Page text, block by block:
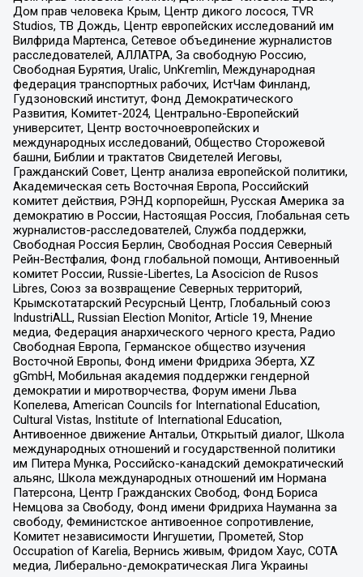
Дом прав человека Крым, Центр дикого лосося, TVR
Studios, ТВ Дождь, Центр европейских исследований им
Вилфрида Мартенса, Сетевое объединение журналистов
расследователей, АЛЛАТРА, За свободную Россию,
Свободная Бурятия, Uralic, UnKremlin, Международная
федерация транспортных рабочих, ИстЧам Финланд,
Гудзоновский институт, Фонд Демократического
Развития, Комитет-2024, Центрально-Европейский
университет, Центр восточноевропейских и
международных исследований, Общество Сторожевой
башни, Библии и трактатов Свидетелей Иеговы,
Гражданский Совет, Центр анализа европейской политики,
Академическая сеть Восточная Европа, Российский
комитет действия, РЭНД корпорейшн, Русская Америка за
демократию в России, Настоящая Россия, Глобальная сеть
журналистов-расследователей, Служба поддержки,
Свободная Россия Берлин, Свободная Россия Северный
Рейн-Вестфалия, Фонд глобальной помощи, Антивоенный
комитет России, Russie-Libertes, La Asocicion de Rusos
Libres, Союз за возвращение Северных территорий,
Крымскотатарский Ресурсный Центр, Глобальный союз
IndustriALL, Russian Election Monitor, Article 19, Мнение
медиа, Федерация анархического черного креста, Радио
Свободная Европа, Германское общество изучения
Восточной Европы, Фонд имени Фридриха Эберта, XZ
gGmbH, Мобильная академия поддержки гендерной
демократии и миротворчества, Форум имени Льва
Копелева, American Councils for International Education,
Cultural Vistas, Institute of International Education,
Антивоенное движение Антальи, Открытый диалог, Школа
международных отношений и государственной политики
им Питера Мунка, Российско-канадский демократический
альянс, Школа международных отношений им Нормана
Патерсона, Центр Гражданских Свобод, Фонд Бориса
Немцова за Свободу, Фонд имени Фридриха Науманна за
свободу, Феминистское антивоенное сопротивление,
Комитет независимости Ингушетии, Прометей, Stop
Occupation of Karelia, Вернись живым, Фридом Хаус, СОТА
медиа, Либерально-демократическая Лига Украины